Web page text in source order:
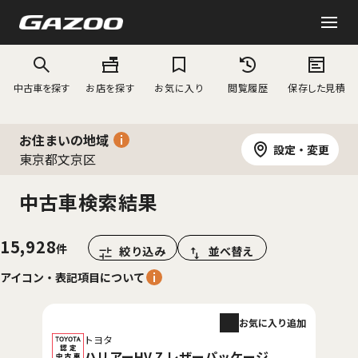
中古車を探す お店を探す お気に入り 閲覧履歴 保存した見積
お住まいの地域
東京都文京区
設定・変更
中古車検索結果
15,928 絞り込み
並べ替え
アイコン・表記項目について
トヨタ
お気に入り追加